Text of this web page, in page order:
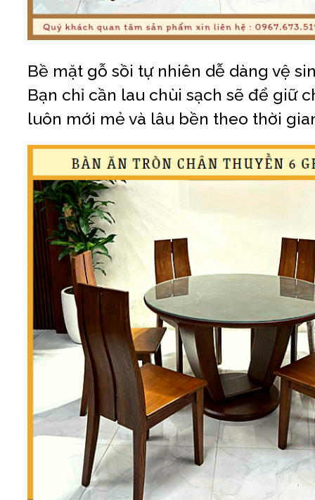
Bề mặt gỗ sồi tự nhiên dễ dàng vệ
Bạn chỉ cần lau chùi sạch sẽ để giữ
luôn mới mẻ và lâu bền theo thời